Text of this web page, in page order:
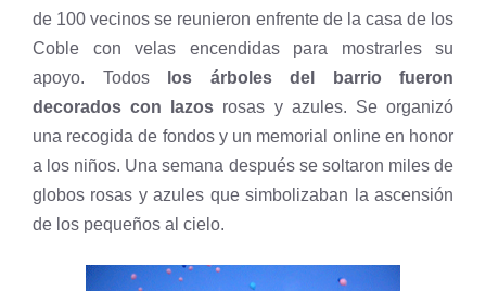
de 100 vecinos se reunieron enfrente de la casa de los
Coble con velas encendidas para mostrarles su
apoyo. Todos
los árboles del barrio fueron
decorados con lazos rosas y azules. Se organizó
una recogida de fondos y un memorial online en honor
a los niños. Una semana después se soltaron miles de
globos rosas y azules que simbolizaban la ascensión
de los pequeños al cielo.